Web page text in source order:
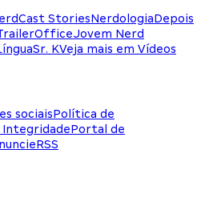
StoriesNerdologiaDepois
Jovem Nerd
Sr. KVeja mais em Vídeos
sociaisPolítica de
IntegridadePortal de
RSS